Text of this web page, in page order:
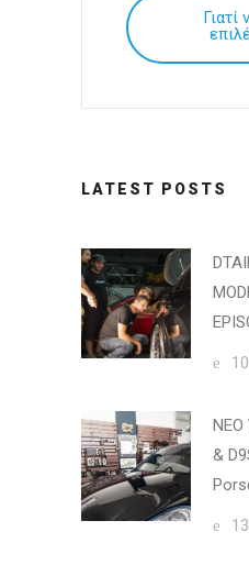
Γιατί
LATEST POSTS
ΝΕΟ
&